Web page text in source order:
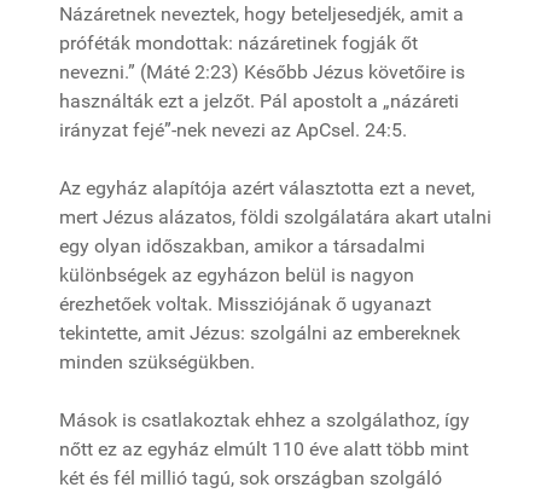
Názáretnek neveztek, hogy beteljesedjék, amit a
próféták mondottak: názáretinek fogják őt
nevezni.” (Máté 2:23) Később Jézus követőire is
használták ezt a jelzőt. Pál apostolt a „názáreti
irányzat fejé”-nek nevezi az ApCsel. 24:5.
Az egyház alapítója azért választotta ezt a nevet,
mert Jézus alázatos, földi szolgálatára akart utalni
egy olyan időszakban, amikor a társadalmi
különbségek az egyházon belül is nagyon
érezhetőek voltak. Missziójának ő ugyanazt
tekintette, amit Jézus: szolgálni az embereknek
minden szükségükben.
Mások is csatlakoztak ehhez a szolgálathoz, így
nőtt ez az egyház elmúlt 110 éve alatt több mint
két és fél millió tagú, sok országban szolgáló